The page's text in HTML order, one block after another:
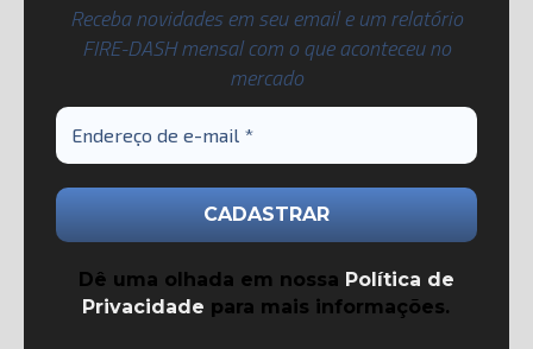
Receba novidades em seu email e um relatório
FIRE-DASH mensal com o que aconteceu no
mercado
Dê uma olhada em nossa Política de
Privacidade para mais informações.